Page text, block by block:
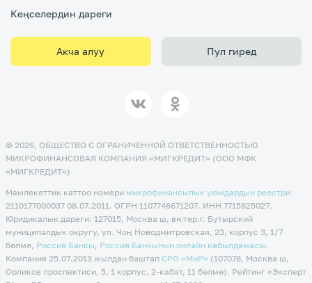
Кеңселердин дареги
Акча алуу Пул гиред
© 2026, ОБЩЕСТВО С ОГРАНИЧЕННОЙ ОТВЕТСТВЕННОСТЬЮ
МИКРОФИНАНСОВАЯ КОМПАНИЯ «МИГКРЕДИТ» (ООО МФК
«МИГКРЕДИТ»)
Мамлекеттик каттоо номеримикрофинансылык уюмдардын реестри
2110177000037 08.07.2011. ОГРН 1107746671207. ИНН 7715825027.
Юридикалык дареги: 127015, Москва ш, вн.тер.г. Бутырский
муниципалдык округу, ул. Чоң Новодмитровская, 23, корпус 3, 1/7
бөлмө, Россия Банкы, Россия Банкынын онлайн кабылдамасы.
Компания 25.07.2013 жылдан баштап CPO «МиР» (107078, Москва ш,
Орликов проспектиси, 5, 1 корпус, 2-кабат, 11 бөлмө). Рейтинг «Эксперт